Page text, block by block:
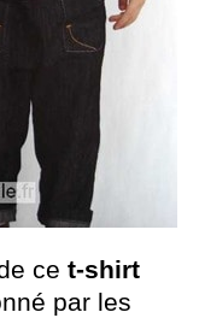
ce t-shirt
par les